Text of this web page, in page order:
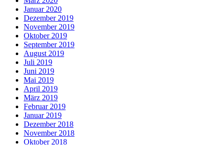
Januar 2020
Dezember 2019
November 2019
Oktober 2019
September 2019
August 2019
Juli 2019
Juni 2019
Mai 2019
April 2019
März 2019
Februar 2019
Januar 2019
Dezember 2018
November 2018
Oktober 2018